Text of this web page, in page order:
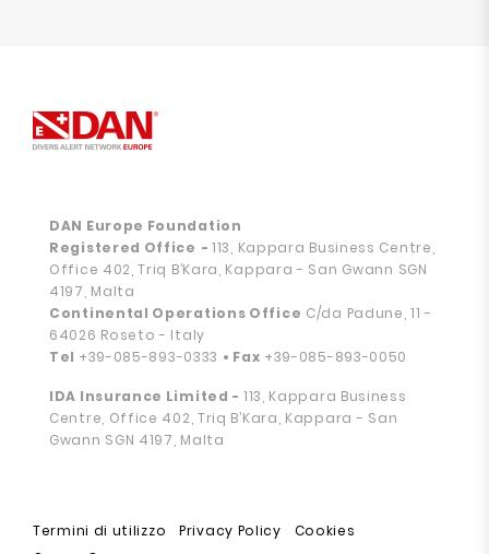
DAN Europe Foundation
Registered Office -113, Kappara Business Centre,
Office 402, Triq B’Kara, Kappara - San Gwann SGN
4197, Malta
Continental Operations Office C/da Padune, 11 -
64026 Roseto - Italy
Tel +39-085-893-0333 • Fax +39-085-893-0050
IDA Insurance Limited - 113, Kappara Business
Centre, Office 402, Triq B’Kara, Kappara - San
Gwann SGN 4197, Malta
Termini di utilizzo Privacy Policy
Cookies